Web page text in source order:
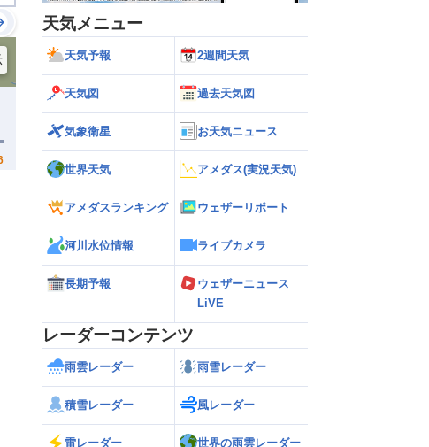
天気メニュー
天気予報 2週間天気
天気図 過去天気図
気象衛星 お天気ニュース
世界天気 アメダス(実況天気)
アメダスランキング ウェザーリポート
河川水位情報 ライブカメラ
長期予報
ウェザーニュース
LiVE
レーダーコンテンツ
雨雲レーダー 雨雪レーダー
積雪レーダー 風レーダー
雷レーダー 世界の雨雲レーダー